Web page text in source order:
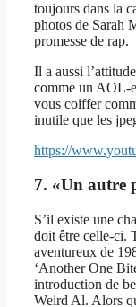
toujours dans la
photos de Sarah
promesse de rap.
Il a aussi
comme un AOL-
vous coiffer
inutile que les
https://
7. «Un autre
S’il existe une
doit être celle-ci.
aventureux de
‘Another One
introduction de
Weird Al. Alors